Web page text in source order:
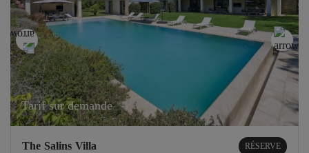
Tarif sur demande
The Salins Villa RÉSERVE